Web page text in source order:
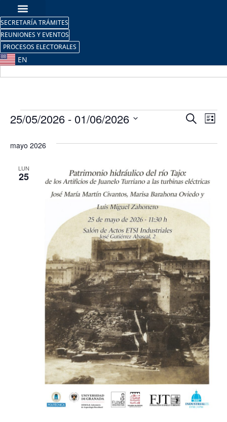
SECRETARÍA TRÁMITES
REUNIONES Y EVENTOS
PROCESOS ELECTORALES
EN
de
y
de
BuscarLista
25/05/2026 - 01/06/2026
fecha.
mayo 2026
LUN
25